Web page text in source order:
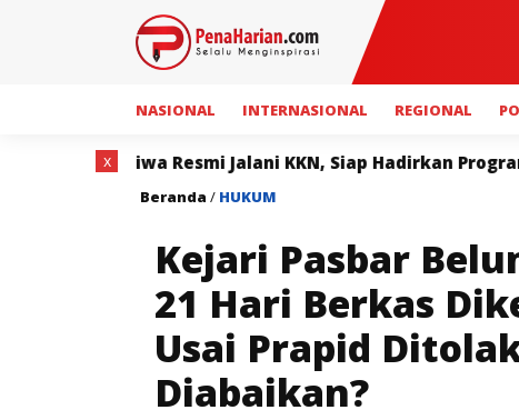
NASIONAL INTERNASIONAL REGIONAL
KKN, Siap Hadirkan Program Bermanfaat bagi
Beranda / HUKUM
Kejari Pasbar
21 Hari Berkas
Usai Prapid
Diabaikan?
x